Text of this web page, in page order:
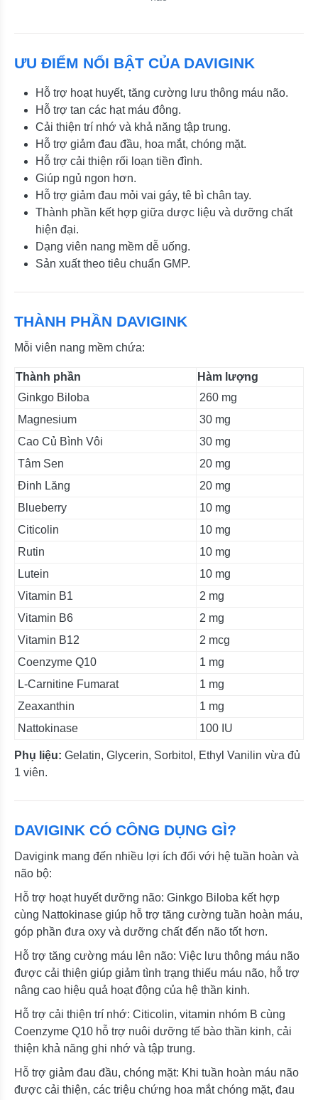
ƯU ĐIỂM NỔI BẬT CỦA DAVIGINK
Hỗ trợ hoạt huyết, tăng cường lưu thông máu não.
Hỗ trợ tan các hạt máu đông.
Cải thiện trí nhớ và khả năng tập trung.
Hỗ trợ giảm đau đầu, hoa mắt, chóng mặt.
Hỗ trợ cải thiện rối loạn tiền đình.
Giúp ngủ ngon hơn.
Hỗ trợ giảm đau mỏi vai gáy, tê bì chân tay.
Thành phần kết hợp giữa dược liệu và dưỡng chất
hiện đại.
Dạng viên nang mềm dễ uống.
Sản xuất theo tiêu chuẩn GMP.
THÀNH PHẦN DAVIGINK
Mỗi viên nang mềm chứa:
Thành phần
Hàm lượng
Ginkgo Biloba
260 mg
Magnesium
30 mg
Cao Củ Bình Vôi
30 mg
Tâm Sen
20 mg
Đinh Lăng
20 mg
Blueberry
10 mg
Citicolin
10 mg
Rutin
10 mg
Lutein
10 mg
Vitamin B1
2 mg
Vitamin B6
2 mg
Vitamin B12
2 mcg
Coenzyme Q10
1 mg
L-Carnitine Fumarat
1 mg
Zeaxanthin
1 mg
Nattokinase
100 IU
Phụ liệu: Gelatin, Glycerin, Sorbitol, Ethyl Vanilin vừa đủ
1 viên.
DAVIGINK CÓ CÔNG DỤNG GÌ?
Davigink mang đến nhiều lợi ích đối với hệ tuần hoàn và
não bộ:
Hỗ trợ hoạt huyết dưỡng não: Ginkgo Biloba kết hợp
cùng Nattokinase giúp hỗ trợ tăng cường tuần hoàn máu,
góp phần đưa oxy và dưỡng chất đến não tốt hơn.
Hỗ trợ tăng cường máu lên não: Việc lưu thông máu não
được cải thiện giúp giảm tình trạng thiếu máu não, hỗ trợ
nâng cao hiệu quả hoạt động của hệ thần kinh.
Hỗ trợ cải thiện trí nhớ: Citicolin, vitamin nhóm B cùng
Coenzyme Q10 hỗ trợ nuôi dưỡng tế bào thần kinh, cải
thiện khả năng ghi nhớ và tập trung.
Hỗ trợ giảm đau đầu, chóng mặt: Khi tuần hoàn máu não
được cải thiện, các triệu chứng hoa mắt chóng mặt, đau